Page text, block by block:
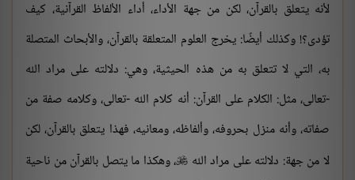
لأنه يتعلق بالقرآن، لكن من جهة الأداء، أداء الألفاظ القرآنية، كيف
تؤدى؟! وكذلك أيضًا: يخرج العلوم المتعلقة بالقرآن، والأبحاث المتصلة
به، التي لا تتعلق به من هذه الحيثية، وهي: دلالته على مراد الله
-تعالى، مثل: الكلام على القرآن: أنه كلام الله -تعالى، وكلامه صفة من
صفاته، وأنه منزل بحروفه، وألفاظه، ومعانيه، فهذا يتعلق بالقرآن، لكن
لا من جهة: دلالته على مراد الله ، وهكذا ما يتصل بالقرآن من ناحية